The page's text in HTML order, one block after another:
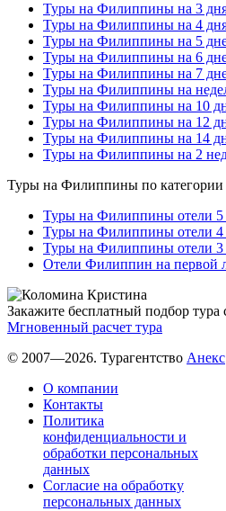
Туры на Филиппины на 3
Туры на Филиппины на 4
Туры на Филиппины на 5
Туры на Филиппины на 6
Туры на Филиппины на 7
Туры на Филиппины на
Туры на Филиппины на 10
Туры на Филиппины на 12
Туры на Филиппины на 14
Туры на Филиппины на 2
Туры на Филиппины по категории
Туры на Филиппины отели 5
Туры на Филиппины отели 4
Туры на Филиппины отели 3
Отели Филиппин на первой
Закажите бесплатный подбор тура
Мгновенный расчет тура
© 2007—2026. Турагентство Анекс
О компании
Контакты
Политика
конфиденциальности и
обработки персональных
данных
Согласие на обработку
персональных данных